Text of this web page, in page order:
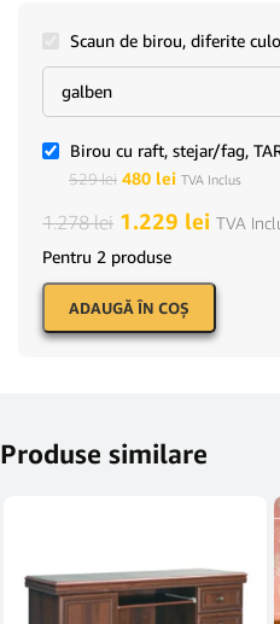
Scaun de birou, diferite
Birou cu raft, stejar/fag,
529lei 480 lei TVA Inclus
1.278lei 1.229 lei TVA
Pentru 2 produse
ADAUGĂ ÎN COŞ
Produse similare